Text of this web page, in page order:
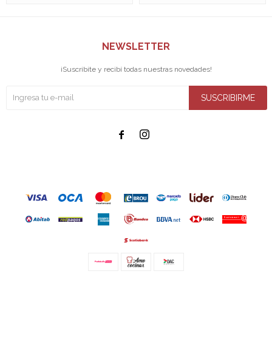
NEWSLETTER
¡Suscribite y recibí todas nuestras novedades!
SUSCRIBIRME
 